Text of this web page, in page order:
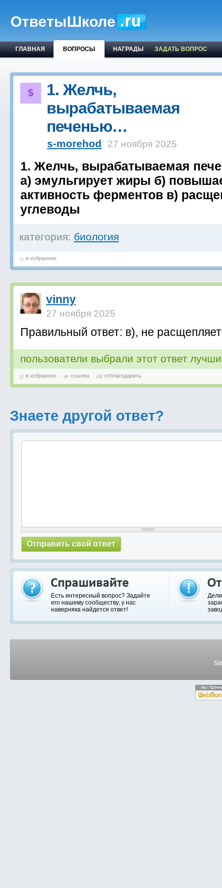
ОтветыШколе
ГЛАВНАЯ ВОПРОСЫ НАГРАДЫ ЗАДАТЬ ВОПРОС
1. Желчь,
вырабатываемая
печенью…
s-morehod 27 ноября 2025
1. Желчь, вырабатываемая
а) эмульгирует жиры б)
активность ферментов в)
углеводы
категория: биология
в избранное
vinny
27 ноября 2025
Правильный ответ: в), не
пользователи выбрали этот ответ
в избранное ссылка отблагодарить
Знаете другой ответ?
Есть интересный вопрос? Задайте
его нашему сообществу, у нас
наверняка найдется ответ!